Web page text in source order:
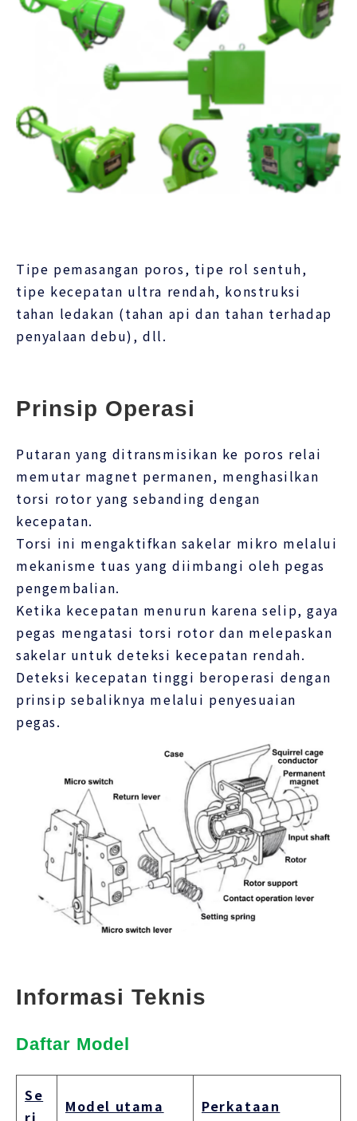
Tipe pemasangan poros, tipe rol sentuh,
tipe kecepatan ultra rendah, konstruksi
tahan ledakan (tahan api dan tahan terhadap
penyalaan debu), dll.
Prinsip Operasi
Putaran yang ditransmisikan ke poros relai
memutar magnet permanen, menghasilkan
torsi rotor yang sebanding dengan
kecepatan.
Torsi ini mengaktifkan sakelar mikro melalui
mekanisme tuas yang diimbangi oleh pegas
pengembalian.
Ketika kecepatan menurun karena selip, gaya
pegas mengatasi torsi rotor dan melepaskan
sakelar untuk deteksi kecepatan rendah.
Deteksi kecepatan tinggi beroperasi dengan
prinsip sebaliknya melalui penyesuaian
pegas.
Informasi Teknis
Daftar Model
Se
Model utama Perkataan